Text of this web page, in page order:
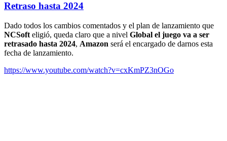
Retraso hasta 2024
Dado todos los cambios comentados y el plan de lanzamiento que
NCSoft eligió, queda claro que a nivel Global el juego va a ser
retrasado hasta 2024, Amazon será el encargado de darnos esta
fecha de lanzamiento.
https://www.youtube.com/watch?v=cxKmPZ3nOGo